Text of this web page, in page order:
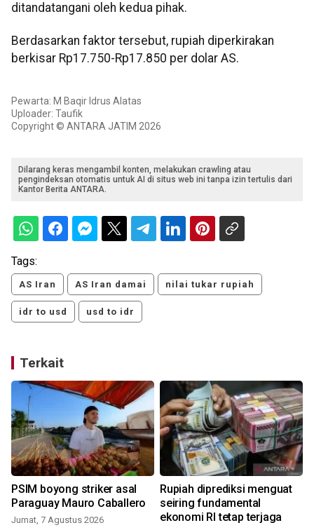
ditandatangani oleh kedua pihak.
Berdasarkan faktor tersebut, rupiah diperkirakan
berkisar Rp17.750-Rp17.850 per dolar AS.
Pewarta: M Baqir Idrus Alatas
Uploader: Taufik
Copyright © ANTARA JATIM 2026
Dilarang keras mengambil konten, melakukan crawling atau
pengindeksan otomatis untuk AI di situs web ini tanpa izin tertulis dari
Kantor Berita ANTARA.
Tags:
AS Iran AS Iran damai nilai tukar rupiah
idr to usd usd to idr
Terkait
PSIM boyong striker asal
Paraguay Mauro Caballero
Jumat, 7 Agustus 2026
Rupiah diprediksi menguat
seiring fundamental
ekonomi RI tetap terjaga